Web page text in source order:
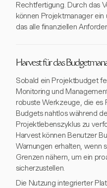
Rechtfertigung. Durch das
können Projektmanager
das alle finanziellen
Harvest für das
Sobald ein Projektbudget
Monitoring und
robuste Werkzeuge, die es
Budgets nahtlos während
Projektlebenszyklus zu
Harvest können Benutzer
Warnungen erhalten, wenn
Grenzen nähern, um ein
sicherzustellen.
Die Nutzung integrierter